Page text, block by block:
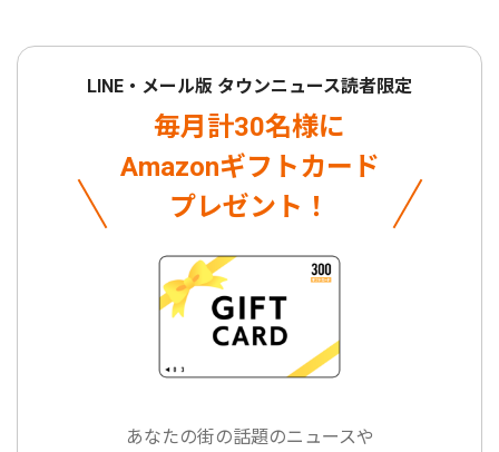
LINE・メール版 タウンニュース読者限定
毎月計30名様に
Amazonギフトカード
プレゼント！
あなたの街の話題のニュースや